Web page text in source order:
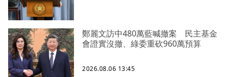
鄭麗文訪中480萬藍喊撤案 民主基金
會證實沒撤、綠委重砍960萬預算
2026.08.06 13:45